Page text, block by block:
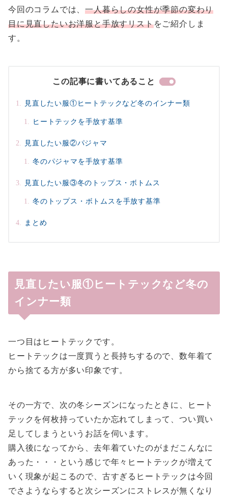
今回のコラムでは、一人暮らしの女性が季節の変わり
目に見直したいお洋服と手放すリストをご紹介しま
す。
この記事に書いてあること
見直したい服①ヒートテックなど冬のインナー類
ヒートテックを手放す基準
見直したい服②パジャマ
冬のパジャマを手放す基準
見直したい服③冬のトップス・ボトムス
冬のトップス・ボトムスを手放す基準
まとめ
見直したい服①ヒートテックなど冬の
インナー類
一つ目はヒートテックです。
ヒートテックは一度買うと長持ちするので、数年着て
から捨てる方が多い印象です。
その一方で、次の冬シーズンになったときに、ヒート
テックを何枚持っていたか忘れてしまって、つい買い
足してしまうというお話を伺います。
購入後になってから、去年着ていたのがまだこんなに
あった・・・という感じで年々ヒートテックが増えて
いく現象が起こるので、古すぎるヒートテックは今回
でさようならすると次シーズンにストレスが無くなり